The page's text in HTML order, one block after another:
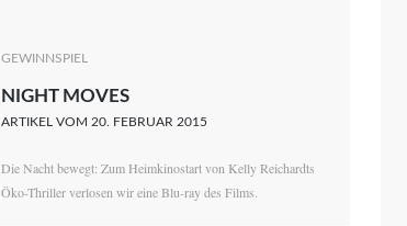
GEWINNSPIEL
NIGHT MOVES
ARTIKEL VOM 20. FEBRUAR 2015
Die Nacht bewegt: Zum Heimkinostart von Kelly Reichardts
Öko-Thriller verlosen wir eine Blu-ray des Films.